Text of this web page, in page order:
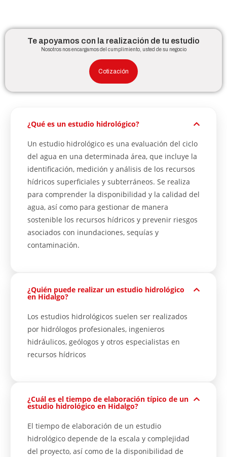
Te apoyamos con la realización de tu estudio
Nosotros nos encargamos del cumplimiento, usted de su negocio
Cotización
¿Qué es un estudio hidrológico?
Un estudio hidrológico es una evaluación del ciclo
del agua en una determinada área, que incluye la
identificación, medición y análisis de los recursos
hídricos superficiales y subterráneos. Se realiza
para comprender la disponibilidad y la calidad del
agua, así como para gestionar de manera
sostenible los recursos hídricos y prevenir riesgos
asociados con inundaciones, sequías y
contaminación.
¿Quién puede realizar un estudio hidrológico
en Hidalgo?
Los estudios hidrológicos suelen ser realizados
por hidrólogos profesionales, ingenieros
hidráulicos, geólogos y otros especialistas en
recursos hídricos
¿Cuál es el tiempo de elaboración típico de un
estudio hidrológico en Hidalgo?
El tiempo de elaboración de un estudio
hidrológico depende de la escala y complejidad
del proyecto, así como de la disponibilidad de